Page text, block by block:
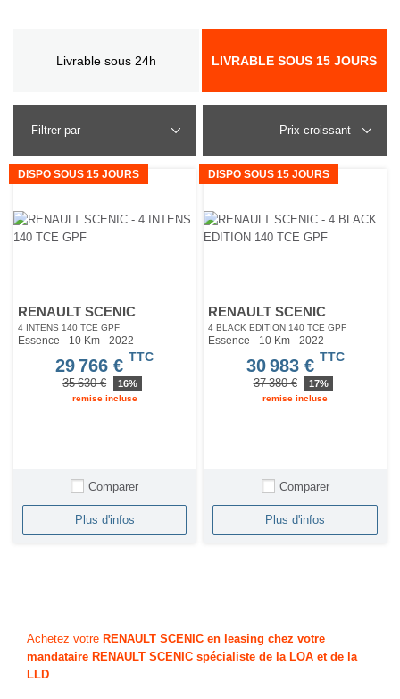
Livrable sous 24h LIVRABLE SOUS 15 JOURS
Filtrer par
DISPO SOUS 15 JOURS
RENAULT SCENIC
4 INTENS 140 TCE GPF
Essence - 10 Km - 2022
29 766 € TTC
35 630 € 16%
remise incluse
Comparer
Plus d'infos
DISPO SOUS 15 JOURS
RENAULT SCENIC
4 BLACK EDITION 140 TCE GPF
Essence - 10 Km- 2022
30 983 € TTC
37 380 € 17%
remise incluse
Comparer
Plus d'infos
Achetez votre RENAULT SCENIC en leasing chez votre
mandataire RENAULT SCENIC spécialiste de la LOA et de la
LLD